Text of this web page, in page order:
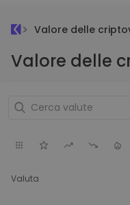
Valore delle
Valore delle
Valuta